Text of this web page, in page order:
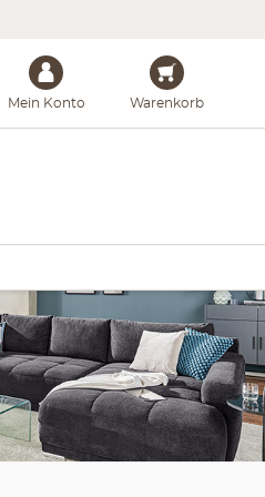
Mein Konto Warenkorb